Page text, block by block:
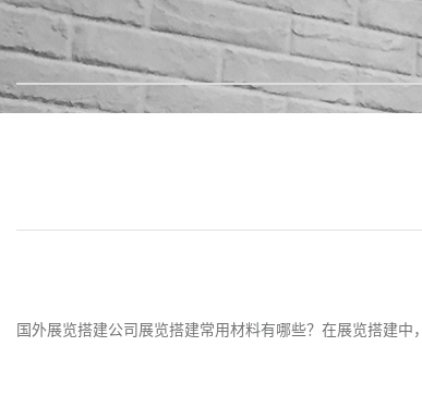
国外展览搭建公司展览搭建常用材料有哪些？在展览搭建中，